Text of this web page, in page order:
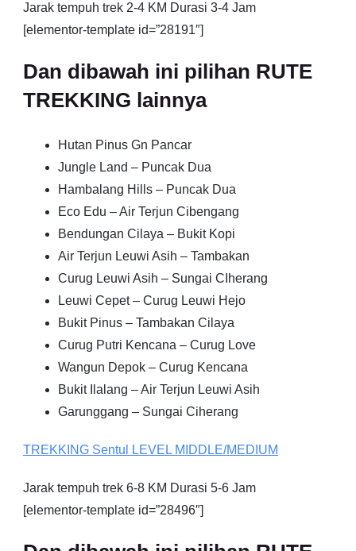
Jarak tempuh trek 2-4 KM Durasi 3-4 Jam
[elementor-template id=”28191″]
Dan dibawah ini pilihan RUTE
TREKKING lainnya
Hutan Pinus Gn Pancar
Jungle Land – Puncak Dua
Hambalang Hills – Puncak Dua
Eco Edu – Air Terjun Cibengang
Bendungan Cilaya – Bukit Kopi
Air Terjun Leuwi Asih – Tambakan
Curug Leuwi Asih – Sungai CIherang
Leuwi Cepet – Curug Leuwi Hejo
Bukit Pinus – Tambakan Cilaya
Curug Putri Kencana – Curug Love
Wangun Depok – Curug Kencana
Bukit Ilalang – Air Terjun Leuwi Asih
Garunggang – Sungai Ciherang
TREKKING Sentul LEVEL MIDDLE/MEDIUM
Jarak tempuh trek 6-8 KM Durasi 5-6 Jam
[elementor-template id=”28496″]